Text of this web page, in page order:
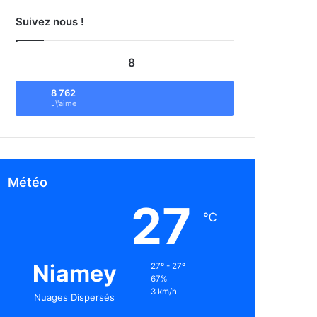
Suivez nous !
8
8 762
J\'aime
Météo
Niamey
Nuages Dispersés
27 ℃
27º - 27º
67%
3 km/h